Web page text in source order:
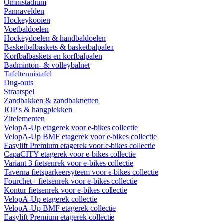
Omnistadium
Pannavelden
Hockeykooien
Voetbaldoelen
Hockeydoelen & handbaldoelen
Basketbalbaskets & basketbalpalen
Korfbalbaskets en korfbalpalen
Badminton- & volleybalnet
Tafeltennistafel
Dug-outs
Straatspel
Zandbakken & zandbaknetten
JOP's & hangplekken
Zitelementen
VelopA-Up etagerek voor e-bikes collectie
VelopA-Up BMF etagerek voor e-bikes collectie
Easylift Premium etagerek voor e-bikes collectie
CapaCITY etagerek voor e-bikes collectie
Variant 3 fietsenrek voor e-bikes collectie
Taverna fietsparkeersyteem voor e-bikes collectie
Fourchet+ fietsenrek voor e-bikes collectie
Kontur fietsenrek voor e-bikes collectie
VelopA-Up etagerek collectie
VelopA-Up BMF etagerek collectie
Easylift Premium etagerek collectie